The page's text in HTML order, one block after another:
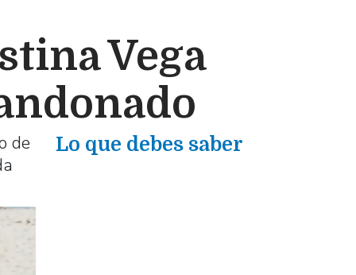
Vega
de
Lo que debes saber